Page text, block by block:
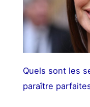
Quels sont les
paraître